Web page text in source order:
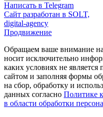
Написать в Telegram
Сайт разработан в SOLT,
digital-agency
Продвижение
Обращаем ваше внимание
носит исключительно
каких условиях не
сайтом и заполняя формы
на сбор, обработку и
данных согласно Политике
в области обработки